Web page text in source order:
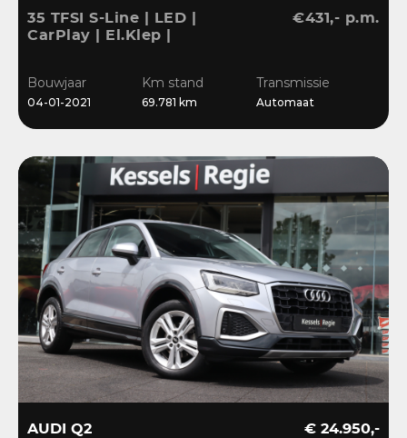
35 TFSI S-Line | LED |
CarPlay | El.Klep |
€431,- p.m.
Bouwjaar
04-01-2021
Km stand
69.781 km
Transmissie
Automaat
AUDI Q2
€ 24.950,-